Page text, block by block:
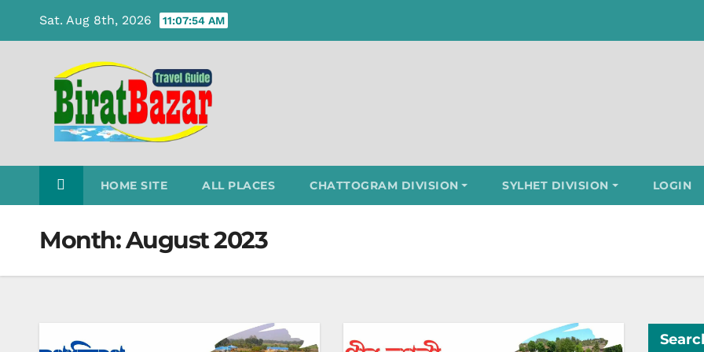
Sat. Aug 8th, 2026 11:07:55 AM
HOME SITE ALL PLACES CHATTOGRAM DIVISION SYLHET DIVISION LOGIN
Month:August 2023